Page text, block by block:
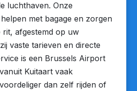
luchthaven. Onze
met bagage en zorgen
afgestemd op uw
vaste tarieven en directe
is een Brussels Airport
Kuitaart vaak
dan zelf rijden of